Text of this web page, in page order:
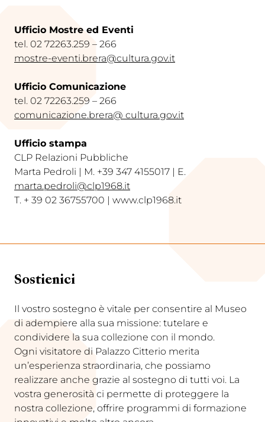
Ufficio Mostre ed Eventi
tel. 02 72263.259 – 266
mostre-eventi.brera@cultura.gov.it
Ufficio Comunicazione
tel. 02 72263.259 – 266
comunicazione.brera@ cultura.gov.it
Ufficio stampa
CLP Relazioni Pubbliche
Marta Pedroli | M. +39 347 4155017 | E.
marta.pedroli@clp1968.it
T. + 39 02 36755700 | www.clp1968.it
Sostienici
Il vostro sostegno è vitale per consentire al Museo
di adempiere alla sua missione: tutelare e
condividere la sua collezione con il mondo.
Ogni visitatore di Palazzo Citterio merita
un’esperienza straordinaria, che possiamo
realizzare anche grazie al sostegno di tutti voi. La
vostra generosità ci permette di proteggere la
nostra collezione, offrire programmi di formazione